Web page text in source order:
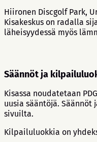
Hiironen Discgolf Park,
Kisakeskus on radalla
läheisyydessä myös
Säännöt ja
Kisassa noudatetaan
uusia sääntöjä.
sivuilta.
Kilpailuluokkia on